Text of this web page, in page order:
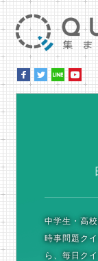
中学生・高
時事問題クイ
ら、毎日クイ